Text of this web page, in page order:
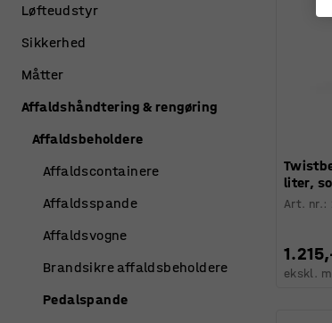
liter,
Art. nr.:
ekskl.
Løfteudstyr
Sikkerhed
Måtter
Affaldshåndtering & rengøring
Affaldsbeholdere
Affaldscontainere
Affaldsspande
Affaldsvogne
Brandsikre affaldsbeholdere
Pedalspande